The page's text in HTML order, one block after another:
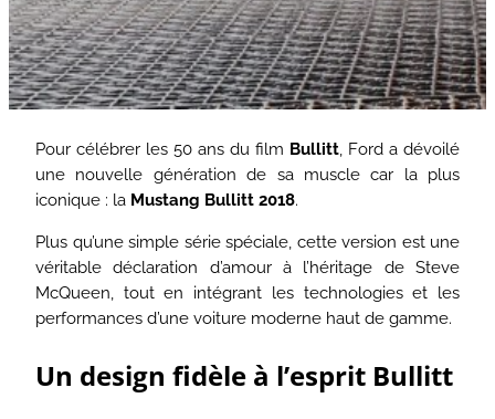
Pour célébrer les 50 ans du film Bullitt , Ford a dévoilé
une nouvelle génération de sa muscle car la plus
iconique : la Mustang Bullitt 2018.
Plus qu’une simple série spéciale, cette version est une
véritable déclaration d’amour à l’héritage de Steve
McQueen, tout en intégrant les technologies et les
performances d’une voiture moderne haut de gamme.
Un design fidèle à l’esprit Bullitt